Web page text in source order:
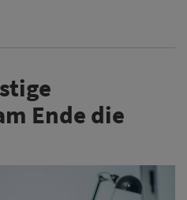
Ende die